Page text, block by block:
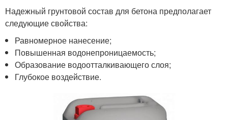
Надежный грунтовой состав для бетона предполагает
следующие свойства:
Равномерное нанесение;
Повышенная водонепроницаемость;
Образование водоотталкивающего слоя;
Глубокое воздействие.